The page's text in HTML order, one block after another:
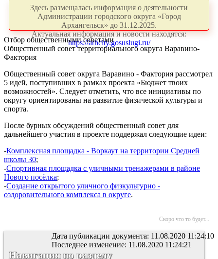
Здесь размещалась информация о деятельности
Администрации городского округа «Город
Архангельск» до 31.12.2025.
Актуальная информация и новости находятся:
https://arhcity.gosuslugi.ru/
Отбор общественными советами
Общественный совет территориального округа Варавино-
Фактория
Общественный совет округа Варавино - Фактория рассмотрел
5 идей, поступивших в рамках проекта «Бюджет твоих
возможностей». Следует отметить, что все инициативы по
округу ориентированы на развитие физической культуры и
спорта.
После бурных обсуждений общественный совет для
дальнейшего участия в проекте поддержал следующие идеи:
-Комплексная площадка - Воркаут на территории Средней
школы 30;
-Спортивная площадка с уличными тренажерами в районе
Нового посёлка;
-Создание открытого уличного физкультурно -
оздоровительного комплекса в округе.
Скоро что то будет...
Дата публикации документа: 11.08.2020 11:24:10
Последнее изменение: 11.08.2020 11:24:21
Навигация по разделу